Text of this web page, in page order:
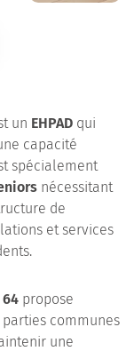
un EHPAD qui
capacité
spécialement
nécessitant
de
et services
64 propose
communes
une